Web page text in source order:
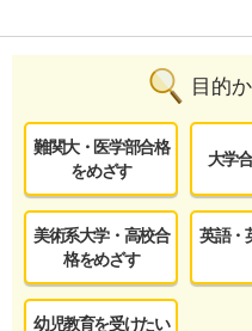
目的
難関大・医学部合格
をめざす
大学
美術系大学・高校合
格をめざす
英語・
幼児教育を受けたい